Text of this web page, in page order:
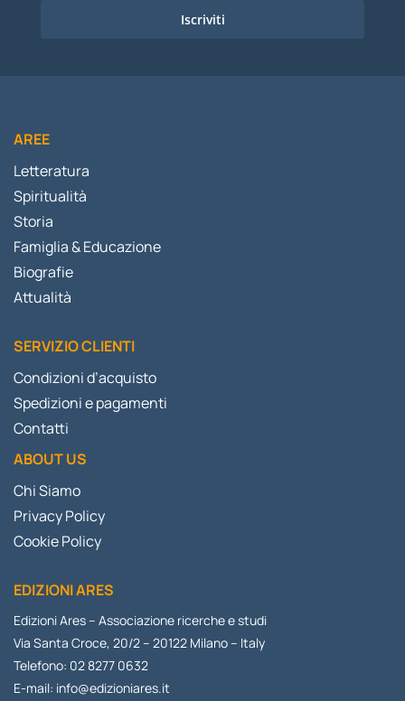
Iscriviti
AREE
Letteratura
Spiritualità
Storia
Famiglia & Educazione
Biografie
Attualità
SERVIZIO CLIENTI
Condizioni d’acquisto
Spedizioni e pagamenti
Contatti
ABOUT US
Chi Siamo
Privacy Policy
Cookie Policy
EDIZIONI ARES
Edizioni Ares – Associazione ricerche e studi
Via Santa Croce, 20/2 – 20122 Milano – Italy
Telefono: 02 8277 0632
E-mail: info@edizioniares.it